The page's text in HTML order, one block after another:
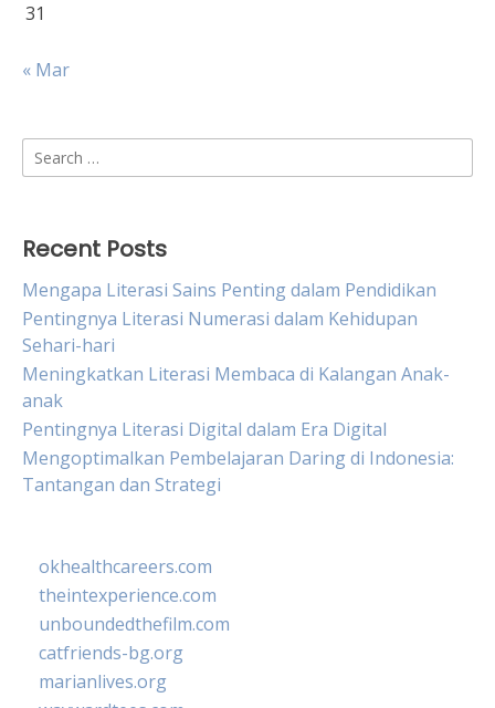
31
« Mar
Search
for:
Recent Posts
Mengapa Literasi Sains Penting dalam Pendidikan
Pentingnya Literasi Numerasi dalam Kehidupan
Sehari-hari
Meningkatkan Literasi Membaca di Kalangan Anak-
anak
Pentingnya Literasi Digital dalam Era Digital
Mengoptimalkan Pembelajaran Daring di Indonesia:
Tantangan dan Strategi
okhealthcareers.com
theintexperience.com
unboundedthefilm.com
catfriends-bg.org
marianlives.org